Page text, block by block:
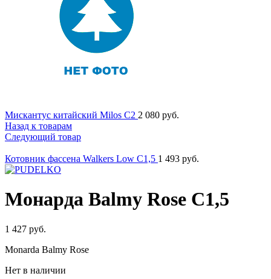
Мискантус китайский Milos C2 2 080 руб.
Назад к товарам
Следующий товар
Котовник фассена Walkers Low C1,5 1 493 руб.
Монарда Balmy Rose C1,5
1 427 руб.
Monarda Balmy Rose
Нет в наличии